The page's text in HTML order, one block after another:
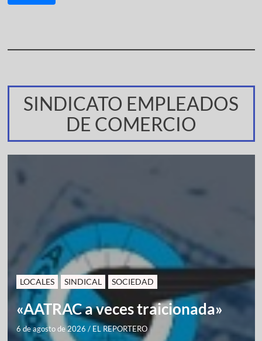
SINDICATO EMPLEADOS
DE COMERCIO
LOCALES SINDICAL SOCIEDAD
«AATRAC a veces traicionada»
6 de agosto de 2026 / EL REPORTERO